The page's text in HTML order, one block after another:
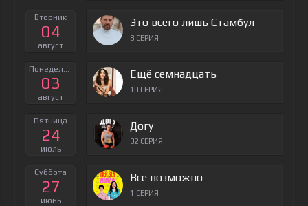
Вторник
04
август
Это всего лишь Стамбул
8 СЕРИЯ
Понедельник
03
август
Ещё семнадцать
10 СЕРИЯ
Пятница
24
июль
Догу
32 СЕРИЯ
Суббота
27
июнь
Все возможно
1 СЕРИЯ